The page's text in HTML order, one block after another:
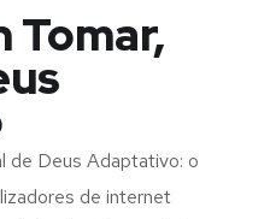
Tomar,
de Deus Adaptativo: o
de internet